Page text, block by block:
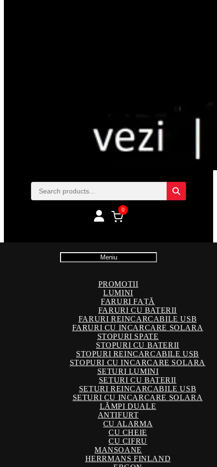
0
Meniu
PROMOTII
LUMINI
FARURI FAȚĂ
FARURI CU BATERII
FARURI REINCARCABILE USB
FARURI CU INCARCARE SOLARA
STOPURI SPATE
STOPURI CU BATERII
STOPURI REINCARCABILE USB
STOPURI CU INCARCARE SOLARA
SETURI LUMINI
SETURI CU BATERII
SETURI REINCARCABILE USB
SETURI CU INCARCARE SOLARA
LĂMPI DUALE
ANTIFURT
CU ALARMA
CU CHEIE
CU CIFRU
MANSOANE
HERRMANS FINLAND